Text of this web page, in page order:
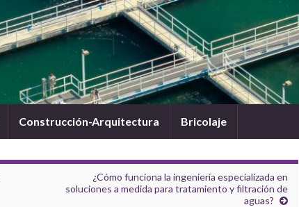
Construcción-Arquitectura Bricolaje
¿Cómo funciona la ingeniería especializada en
soluciones a medida para tratamiento y filtración de
aguas?